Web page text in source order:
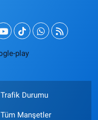
Trafik Durumu
Tüm Manşetler